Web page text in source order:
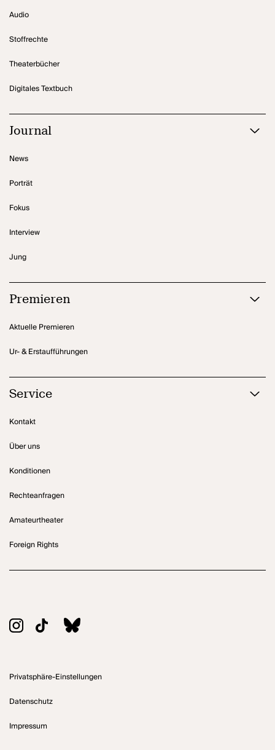
Audio
Stoffrechte
Theaterbücher
Digitales Textbuch
Journal
News
Porträt
Fokus
Interview
Jung
Premieren
Aktuelle Premieren
Ur- & Erstaufführungen
Service
Kontakt
Über uns
Konditionen
Rechteanfragen
Amateurtheater
Foreign Rights
Privatsphäre-Einstellungen
Datenschutz
Impressum